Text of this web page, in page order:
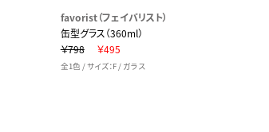
favorist（フェイバリスト）
缶型グラス（360ml）
￥798
￥495
全1色 / サイズ：F / ガラス